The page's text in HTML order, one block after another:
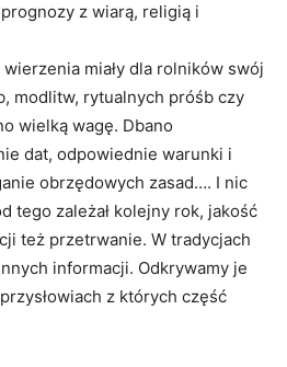
z wiarą, religią i
miały dla rolników swój
modlitw, rytualnych próśb czy
wielką wagę. Dbano
dat, odpowiednie warunki i
obrzędowych zasad…. I nic
tego zależał kolejny rok, jakość
też przetrwanie. W tradycjach
informacji. Odkrywamy je
z których część